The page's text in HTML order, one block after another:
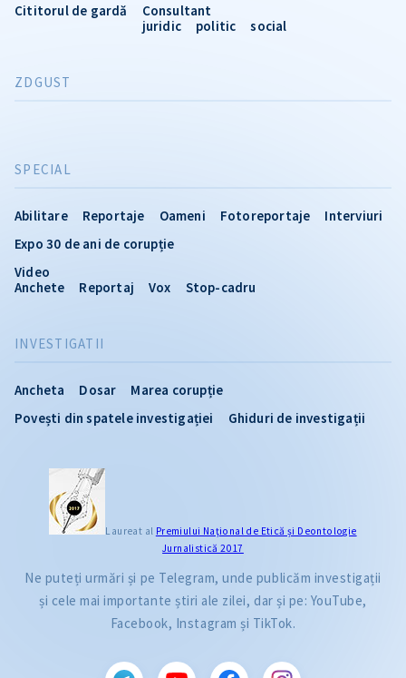
INVESTIGATII
Ancheta Dosar
Marea corupție
Povești din spatele investigației
Ghiduri de investigații
SPECIAL
Abilitare Reportaje Oameni Fotoreportaje
Interviuri
Expo 30 de ani de corupție
Video
Anchete
Reportaj Vox Stop-cadru
Cititorul de gardă
Consultant
juridic
politic social
ZDGUST
Laureat al Premiului Naţional de Etică și Deontologie
Jurnalistică 2017
Ne puteți urmări și pe Telegram, unde publicăm investigații
și cele mai importante știri ale zilei, dar și pe: YouTube,
Facebook, Instagram și TikTok.